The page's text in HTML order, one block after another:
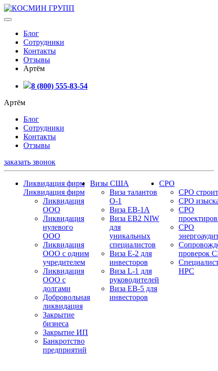
Блог
Сотрудники
Контакты
Отзывы
Артём
8 (800) 555-83-54
Артём
Блог
Сотрудники
Контакты
Отзывы
заказать звонок
Ликвидация фирм
Ликвидация фирм
Ликвидация
ООО
Ликвидация
нулевого
ООО
Ликвидация
ООО с одним
учредителем
Ликвидация
ООО с
долгами
Добровольная
ликвидация
Закрытие
бизнеса
Закрытие ИП
Банкротство
предприятий
Визы США
Виза талантов
О-1
Виза EB-1A
Виза EB2 NIW
для
уникальных
специалистов
Виза E-2 для
инвесторов
Виза L-1 для
руководителей
Виза EB-5 для
инвесторов
СРО
СРО
СРО
СРО
СРО
проверок
НРС